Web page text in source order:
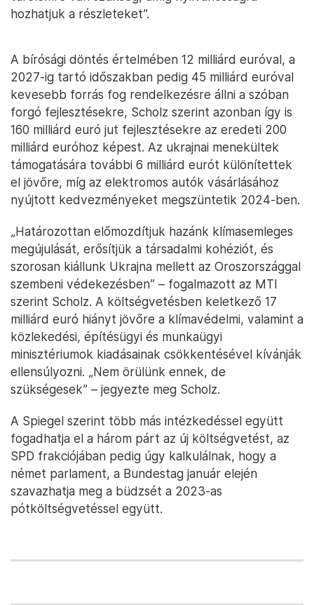
hozhatjuk a részleteket”.
A bírósági döntés értelmében 12 milliárd euróval, a
2027-ig tartó időszakban pedig 45 milliárd euróval
kevesebb forrás fog rendelkezésre állni a szóban
forgó fejlesztésekre, Scholz szerint azonban így is
160 milliárd euró jut fejlesztésekre az eredeti 200
milliárd euróhoz képest. Az ukrajnai menekültek
támogatására további 6 milliárd eurót különítettek
el jövőre, míg az elektromos autók vásárlásához
nyújtott kedvezményeket megszüntetik 2024-ben.
„Határozottan előmozdítjuk hazánk klímasemleges
megújulását, erősítjük a társadalmi kohéziót, és
szorosan kiállunk Ukrajna mellett az Oroszországgal
szembeni védekezésben” – fogalmazott az MTI
szerint Scholz. A költségvetésben keletkező 17
milliárd euró hiányt jövőre a klímavédelmi, valamint a
közlekedési, építésügyi és munkaügyi
minisztériumok kiadásainak csökkentésével kívánják
ellensúlyozni. „Nem örülünk ennek, de
szükségesek” – jegyezte meg Scholz.
A Spiegel szerint több más intézkedéssel együtt
fogadhatja el a három párt az új költségvetést, az
SPD frakciójában pedig úgy kalkulálnak, hogy a
német parlament, a Bundestag január elején
szavazhatja meg a büdzsét a 2023-as
pótköltségvetéssel együtt.